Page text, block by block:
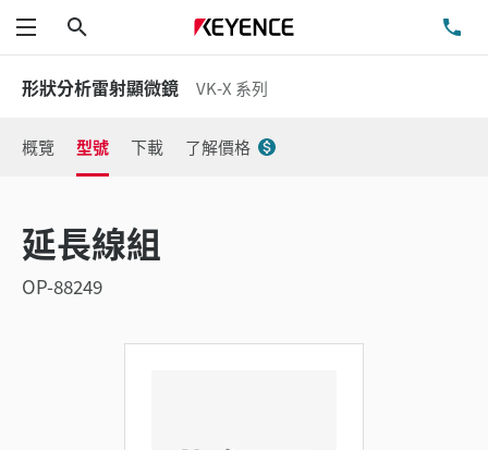
功能表
形狀分析雷射顯微鏡 VK-X 系列
概覽 型號 下載 了解價格
延長線組
OP-88249